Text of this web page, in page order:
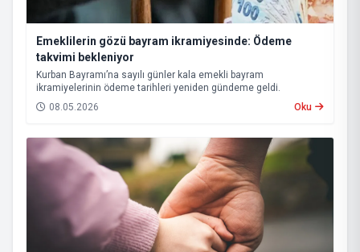
Emeklilerin gözü bayram ikramiyesinde: Ödeme
takvimi bekleniyor
Kurban Bayramı’na sayılı günler kala emekli bayram
ikramiyelerinin ödeme tarihleri yeniden gündeme geldi.
08.05.2026
Oku